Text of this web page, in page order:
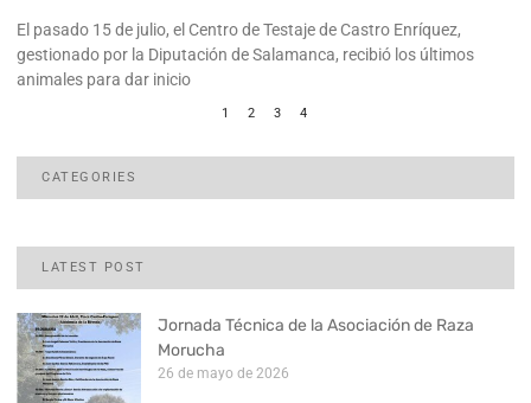
El pasado 15 de julio, el Centro de Testaje de Castro Enríquez,
gestionado por la Diputación de Salamanca, recibió los últimos
animales para dar inicio
1 2 3 4
CATEGORIES
LATEST POST
Jornada Técnica de la Asociación de Raza
Morucha
26 de mayo de 2026